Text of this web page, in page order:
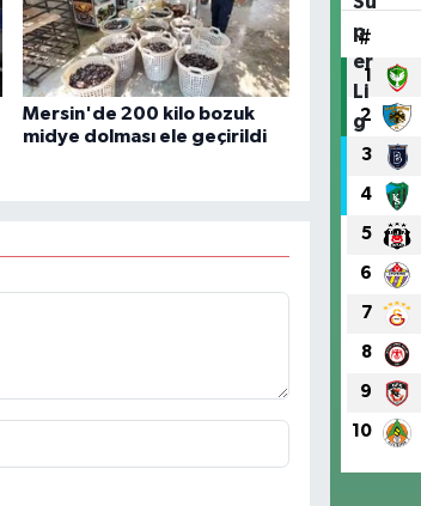
Mersin'de 200 kilo bozuk
midye dolması ele geçirildi
#
1
2
3
4
5
6
7
8
9
10